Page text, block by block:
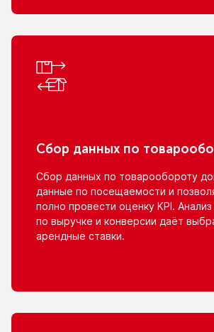
Сбор данных по
Сбор данных по товарообороту
данные по посещаемости и
полно провести оценку KPI.
по выручке и конверсии даёт
арендные ставки.